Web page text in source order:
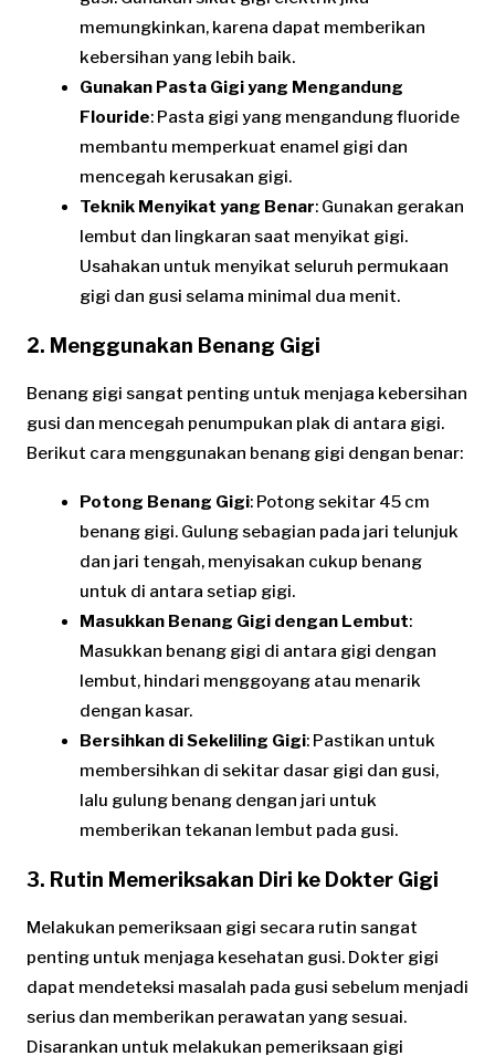
memungkinkan, karena dapat memberikan
kebersihan yang lebih baik.
Gunakan Pasta Gigi yang Mengandung
Flouride: Pasta gigi yang mengandung fluoride
membantu memperkuat enamel gigi dan
mencegah kerusakan gigi.
Teknik Menyikat yang Benar: Gunakan gerakan
lembut dan lingkaran saat menyikat gigi.
Usahakan untuk menyikat seluruh permukaan
gigi dan gusi selama minimal dua menit.
2. Menggunakan Benang Gigi
Benang gigi sangat penting untuk menjaga kebersihan
gusi dan mencegah penumpukan plak di antara gigi.
Berikut cara menggunakan benang gigi dengan benar:
Potong Benang Gigi: Potong sekitar 45 cm
benang gigi. Gulung sebagian pada jari telunjuk
dan jari tengah, menyisakan cukup benang
untuk di antara setiap gigi.
Masukkan Benang Gigi dengan Lembut:
Masukkan benang gigi di antara gigi dengan
lembut, hindari menggoyang atau menarik
dengan kasar.
Bersihkan di Sekeliling Gigi: Pastikan untuk
membersihkan di sekitar dasar gigi dan gusi,
lalu gulung benang dengan jari untuk
memberikan tekanan lembut pada gusi.
3. Rutin Memeriksakan Diri ke Dokter Gigi
Melakukan pemeriksaan gigi secara rutin sangat
penting untuk menjaga kesehatan gusi. Dokter gigi
dapat mendeteksi masalah pada gusi sebelum menjadi
serius dan memberikan perawatan yang sesuai.
Disarankan untuk melakukan pemeriksaan gigi